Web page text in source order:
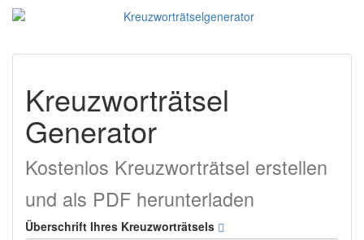
Kreuzworträtsel
Generator
Kostenlos Kreuzworträtsel erstellen
und als PDF herunterladen
Überschrift Ihres Kreuzworträtsels